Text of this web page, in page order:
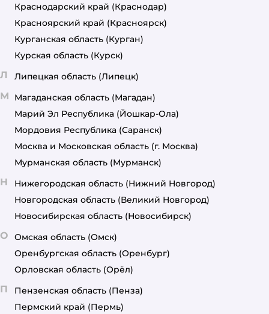
Краснодарский край (Краснодар)
Красноярский край (Красноярск)
Курганская область (Курган)
Курская область (Курск)
Л Липецкая область (Липецк)
М Магаданская область (Магадан)
Марий Эл Республика (Йошкар-Ола)
Мордовия Республика (Саранск)
Москва и Московская область (г. Москва)
Мурманская область (Мурманск)
Н Нижегородская область (Нижний Новгород)
Новгородская область (Великий Новгород)
Новосибирская область (Новосибирск)
О Омская область (Омск)
Оренбургская область (Оренбург)
Орловская область (Орёл)
П Пензенская область (Пенза)
Пермский край (Пермь)